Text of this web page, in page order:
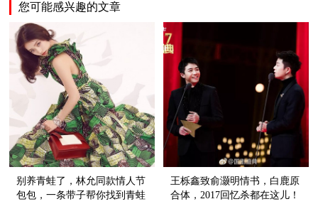
您可能感兴趣的文章
别养青蛙了，林允同款情人节
包包，一条带子帮你找到青蛙
王栎鑫致俞灏明情书，白鹿原
合体，2017回忆杀都在这儿！